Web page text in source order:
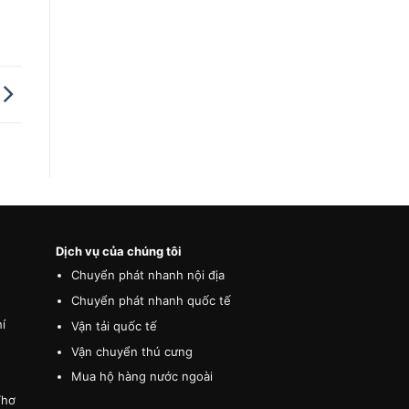
Dịch vụ của chúng tôi
Chuyển phát nhanh nội địa
Chuyển phát nhanh quốc tế
Vận tải quốc tế
Vận chuyển thú cưng
Mua hộ hàng nước ngoài